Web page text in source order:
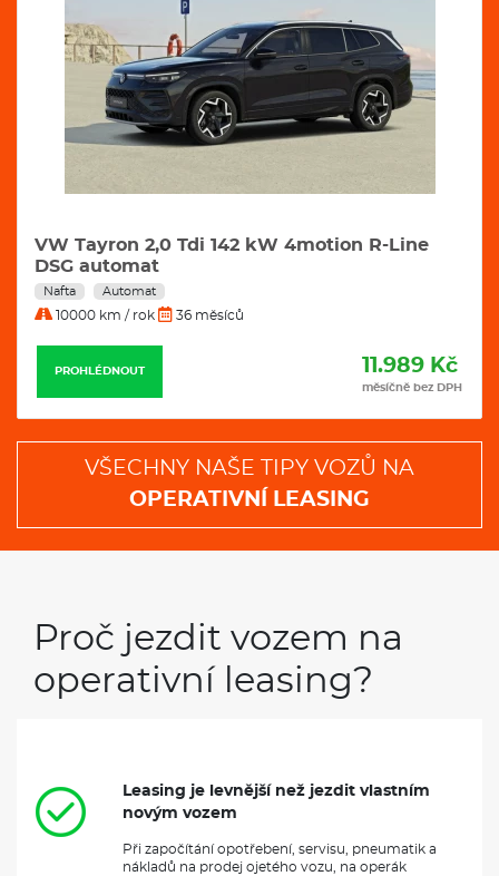
Klimatizace
Navigace
VW Tayron 2,0 Tdi 142 kW 4motion R-Line
DSG automat
Nafta Automat
10000 km / rok 36 měsíců
PROHLÉDNOUT 11.989 Kč
měsíčně bez DPH
VŠECHNY NAŠE TIPY VOZŮ NA
OPERATIVNÍ LEASING
Proč jezdit vozem na
operativní leasing?
Leasing je levnější než jezdit vlastním
novým vozem
Při započítání opotřebení, servisu, pneumatik a
nákladů na prodej ojetého vozu, na operák